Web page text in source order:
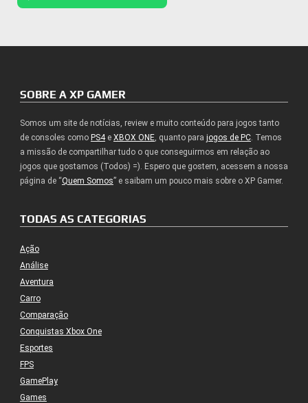
SOBRE A XP GAMER
Somos um site de notícias, review e muito conteúdo para jogos tanto
de consoles como PS4e XBOX ONE, quanto para jogos de PC. Temos
a missão de compartilhar tudo o que conseguirmos em relação ao
jogos que gostamos (Todos) =). Espero que gostem, acessem a nossa
página de “Quem Somos” e saibam um pouco mais sobre o XP Gamer.
TODAS AS CATEGORIAS
Ação
Análise
Aventura
Carro
Comparação
Conquistas Xbox One
Esportes
FPS
GamePlay
Games